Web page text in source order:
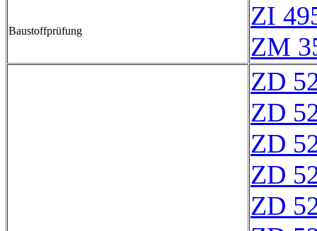
Baustoffprüfung
ZI
ZM
ZD
ZD
ZD
ZD
ZD